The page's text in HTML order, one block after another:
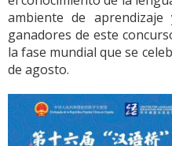
ambiente de aprendizaje
ganadores de este
la fase mundial que se
de agosto.